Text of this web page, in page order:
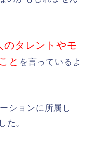
のタレントやモ
と を言っているよ
ションに所属し
た。